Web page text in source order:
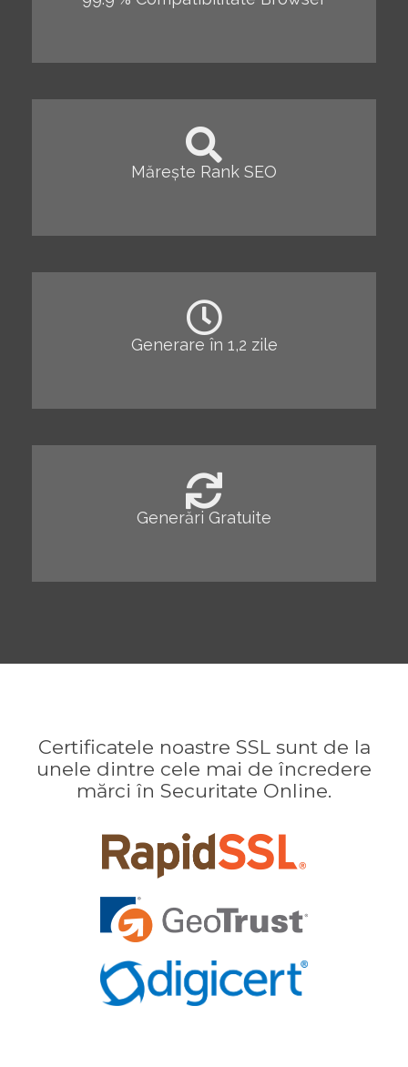
Mărește Rank SEO
Generare în 1,2 zile
Generări Gratuite
Certificatele noastre SSL sunt de la
unele dintre cele mai de încredere
mărci în Securitate Online.